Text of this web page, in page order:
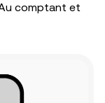
comptant et